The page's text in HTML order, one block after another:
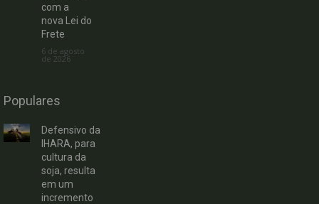
com a
nova Lei do
Frete
6 de agosto
de 2026
Populares
Defensivo da
IHARA, para
cultura da
soja, resulta
em um
incremento